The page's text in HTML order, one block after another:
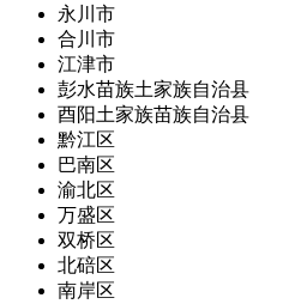
永川市
合川市
江津市
彭水苗族土家族自治县
酉阳土家族苗族自治县
黔江区
巴南区
渝北区
万盛区
双桥区
北碚区
南岸区